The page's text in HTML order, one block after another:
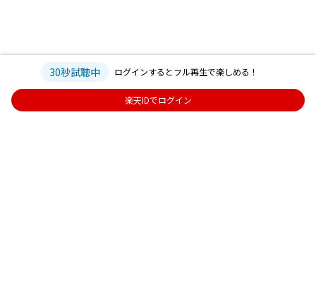
30秒試聴中 ログインするとフル再生で楽しめる！
楽天IDでログイン